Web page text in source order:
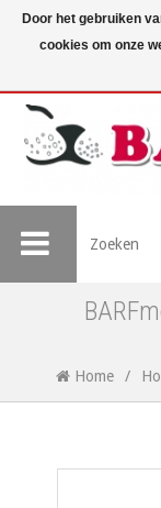
Home /
Door het gebruiken
cookies om onze